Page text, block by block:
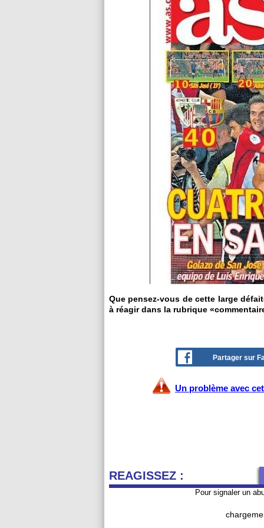
Que pensez-vous de cette large
à réagir dans la rubrique
Partager sur
Un problème avec
REAGISSEZ :
Pour signaler un